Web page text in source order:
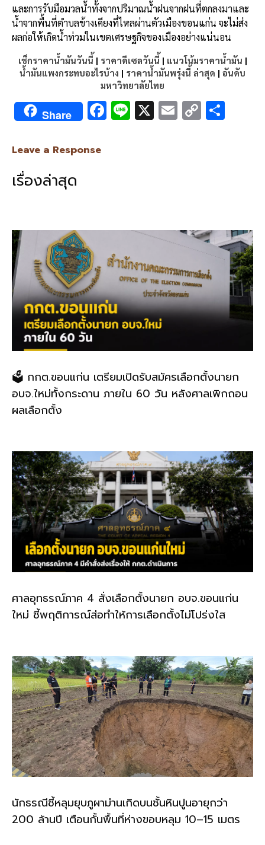
และการรับมือมวลน้ำทั้งจากปริมาณน้ำฝนจากฝนที่ตกลงมาและ
น้ำจากพื้นที่ตำบลข้างเคียงที่ไหลผ่านตัวเมืองขอนแก่น จะไม่ส่ง
ผลก่อให้เกิดน้ำท่วมในเขตเศรษฐกิจของเมืองอย่างแน่นอน
เช็กราคาน้ำมันวันนี้ | ราคาดีเซลวันนี้ | แนวโน้มราคาน้ำมัน |
น้ำมันแพงกระทบอะไรบ้าง | ราคาน้ำมันพรุ่งนี้ ล่าสุด | อันดับ
มหาวิทยาลัยไทย
Share F
k
Li X E C
Leave a Response
เรื่องล่าสุด
🗳️ กกต.ขอนแก่น เตรียมเปิดรับสมัครเลือกตั้งนายก
อบจ.ใหม่ทั้งกระดาน ภายใน 60 วัน หลังศาลเพิกถอน
ผลเลือกตั้ง
ศาลอุทธรณ์ภาค 4 สั่งเลือกตั้งนายก อบจ.ขอนแก่น
ใหม่ ชี้พฤติการณ์ส่อทำให้การเลือกตั้งไม่โปร่งใส
นักธรณีชี้หลุมยุบภูผาม่านเกิดบนชั้นหินปูนอายุกว่า
200 ล้านปี เตือนกั้นพื้นที่ห่างขอบหลุม 10–15 เมตร